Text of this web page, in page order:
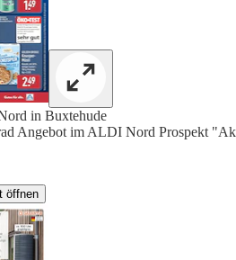
in Buxtehude
Angebot im ALDI Nord Prospekt
öffnen